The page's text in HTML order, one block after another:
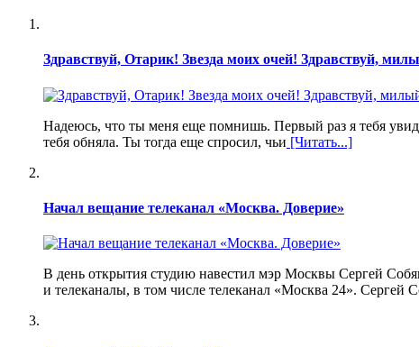
Здравствуй, Отарик! Звезда моих очей! Здравствуй,
Надеюсь, что ты меня еще помнишь. Первый раз я тебя
тебя обняла. Ты тогда еще спросил, чьи [Читать...]
Начал вещание телеканал «Москва. Доверие»
В день открытия студию навестил мэр Москвы Сергей
и телеканалы, в том числе телеканал «Москва 24».